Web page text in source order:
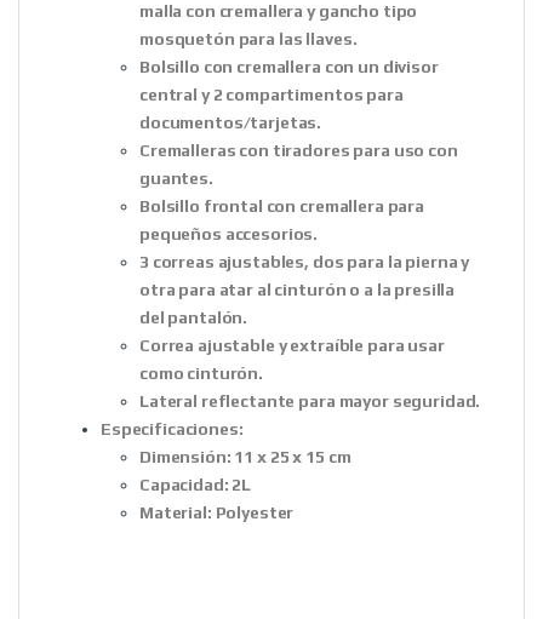
malla con cremallera y gancho tipo
mosquetón para las llaves.
Bolsillo con cremallera con un divisor
central y 2 compartimentos para
documentos/tarjetas.
Cremalleras con tiradores para uso con
guantes.
Bolsillo frontal con cremallera para
pequeños accesorios.
3 correas ajustables, dos para la pierna y
otra para atar al cinturón o a la presilla
del pantalón.
Correa ajustable y extraíble para usar
como cinturón.
Lateral reflectante para mayor seguridad.
Especificaciones:
Dimensión: 11 x 25 x 15 cm
Capacidad: 2L
Material: Polyester